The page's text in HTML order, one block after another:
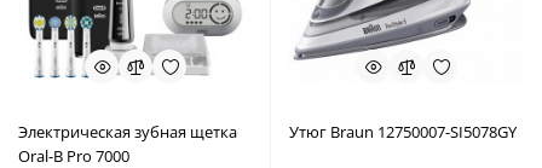
Электрическая зубная щетка
Oral-B Pro 7000
Утюг Braun 12750007-SI5078GY